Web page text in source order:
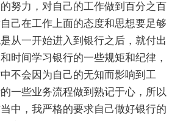
努力，对自己的工作做到百分之百
己在工作上面的态度和思想要足够
从一开始进入到银行之后，就付出
时间学习银行的一些规矩和纪律，
不会因为自己的无知而影响到工
一些业务流程做到熟记于心，所以
中，我严格的要求自己做好银行的